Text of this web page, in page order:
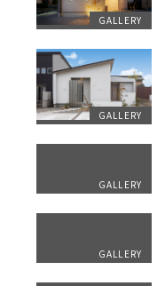
GALLERY
GALLERY
GALLERY
GALLERY